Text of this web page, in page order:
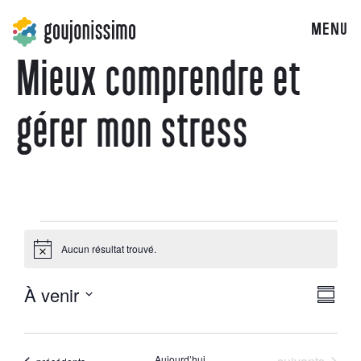
MENU
Mieux comprendre et
gérer mon stress
Notice Aucun résultat trouvé.
par
de
À venir